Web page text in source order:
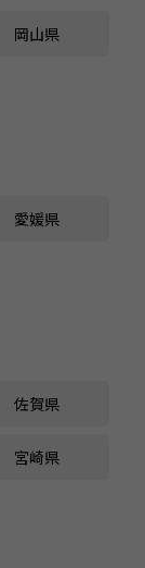
岡山県
愛媛県
佐賀県
宮崎県